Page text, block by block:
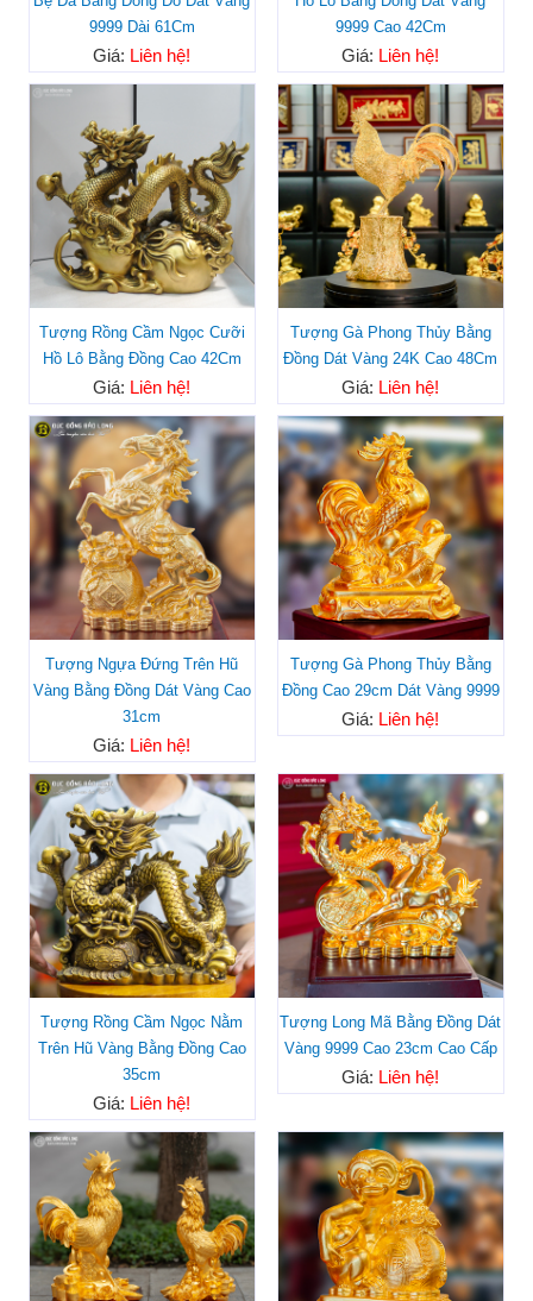
9999 Dài 61Cm
Giá: Liên hệ!
9999 Cao 42Cm
Giá: Liên hệ!
Tượng Rồng Cầm Ngọc Cưỡi
Hồ Lô Bằng Đồng Cao 42Cm
Giá: Liên hệ!
Tượng Gà Phong Thủy Bằng
Đồng Dát Vàng 24K Cao 48Cm
Giá: Liên hệ!
Tượng Ngựa Đứng Trên Hũ
Vàng Bằng Đồng Dát Vàng Cao
31cm
Giá: Liên hệ!
Tượng Gà Phong Thủy Bằng
Đồng Cao 29cm Dát Vàng 9999
Giá: Liên hệ!
Tượng Rồng Cầm Ngọc Nằm
Trên Hũ Vàng Bằng Đồng Cao
35cm
Giá: Liên hệ!
Tượng Long Mã Bằng Đồng Dát
Vàng 9999 Cao 23cm Cao Cấp
Giá: Liên hệ!